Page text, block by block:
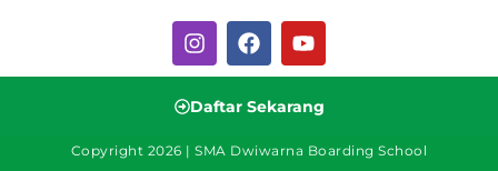
Daftar Sekarang
Copyright 2026 | SMA Dwiwarna Boarding School